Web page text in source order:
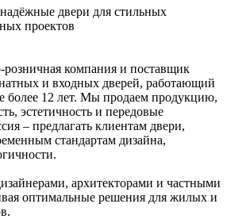
двери для стильных
проектов
розничная компания и поставщик
и входных дверей, работающий
более 12 лет. Мы продаем продукцию,
эстетичность и передовые
– предлагать клиентам двери,
стандартам дизайна,
архитекторами и частными
оптимальные решения для жилых и